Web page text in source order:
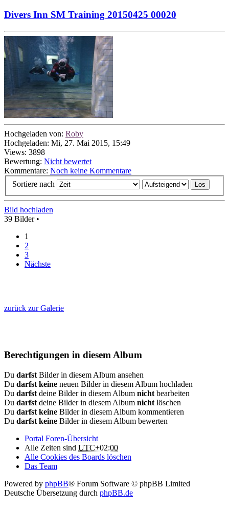
Divers Inn SM Training 20150425 00020
Hochgeladen von: Roby
Hochgeladen: Mi, 27. Mai 2015, 15:49
Views: 3898
Bewertung: Nicht bewertet
Kommentare: Noch keine Kommentare
Sortiere nach
Bild hochladen
39 Bilder •
1
2
3
Nächste
zurück zur Galerie
Berechtigungen in diesem Album
Du darfst Bilder in diesem Album ansehen
Du darfst keine neuen Bilder in diesem Album hochladen
Du darfst deine Bilder in diesem Album nicht bearbeiten
Du darfst deine Bilder in diesem Album nicht löschen
Du darfst keine Bilder in diesem Album kommentieren
Du darfst keine Bilder in diesem Album bewerten
Portal Foren-Übersicht
Alle Zeiten sind UTC+02:00
Alle Cookies des Boards löschen
Das Team
Powered by phpBB® Forum Software © phpBB Limited
Deutsche Übersetzung durch phpBB.de